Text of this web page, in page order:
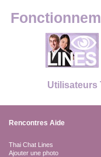
Utilisateurs
Rencontres Aide
Thai Chat Lines
Ajouter une photo